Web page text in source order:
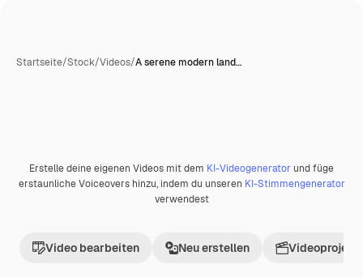
Startseite/Stock/Videos/A serene modern land…
Premium
Erstelle deine eigenen Videos mit dem KI-Videogenerator und füge
erstaunliche Voiceovers hinzu, indem du unseren KI-Stimmengenerator
verwendest
Video bearbeiten Neu erstellen Videoprojekt